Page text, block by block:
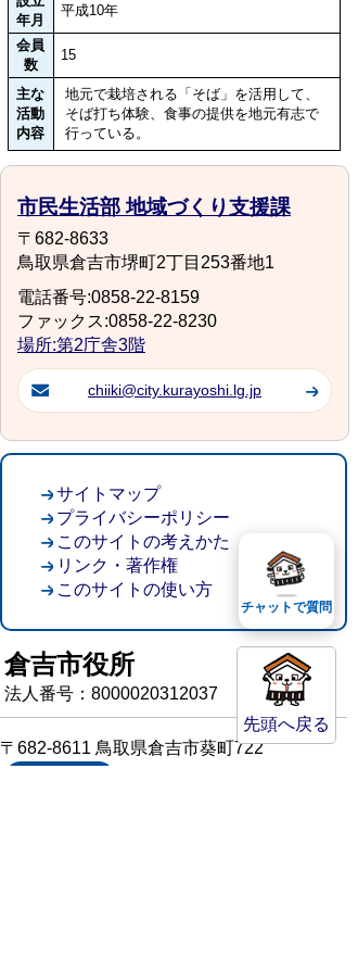
年月
平成10年
会員
数
15
主な
活動
内容
地元で栽培される「そば」を活用して、
そば打ち体験、食事の提供を地元有志で
行っている。
市民生活部 地域づくり支援課
〒682-8633
鳥取県倉吉市堺町2丁目253番地1
電話番号:0858-22-8159
ファックス:0858-22-8230
場所:第2庁舎3階
chiiki@city.kurayoshi.lg.jp
先頭へ戻る
サイトマップ
プライバシーポリシー
このサイトの考えかた
リンク・著作権
このサイトの使い方
倉吉市役所
法人番号：8000020312037
〒682-8611 鳥取県倉吉市葵町722
チャットで質問